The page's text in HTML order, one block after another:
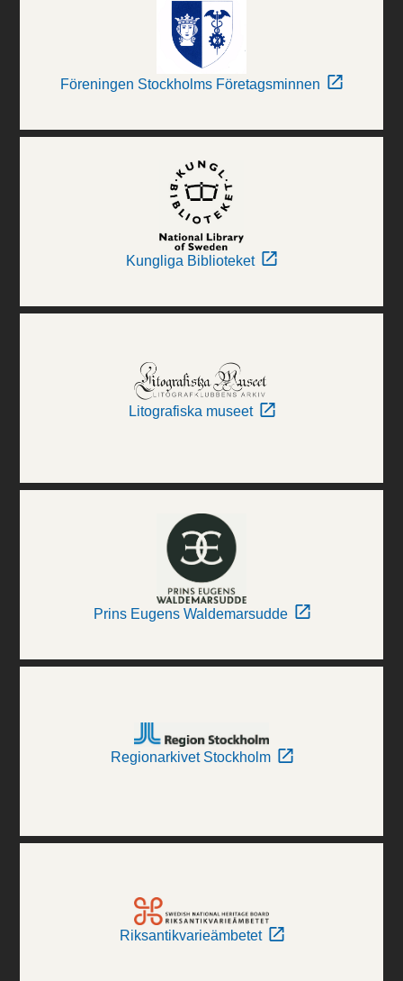
Föreningen Stockholms Företagsminnen
Kungliga Biblioteket
Litografiska museet
Prins Eugens Waldemarsudde
Regionarkivet Stockholm
Riksantikvarieämbetet